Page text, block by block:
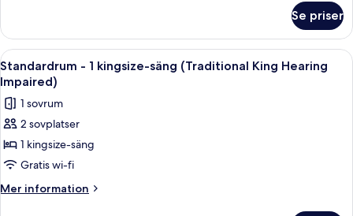
säng
balkong
rum
1
kingsize-
säng
balkong
Se priser
Öppna
alla
foton
för
Standardrum
-
1
kingsize-
En stor säng med ett blått överkast,
6
Standardrum - 1 kingsize-säng (Traditional King Hearing
Impaired)
1 sovrum
2 sovplatser
1 kingsize-säng
Gratis wi-fi
Mer information
Mer